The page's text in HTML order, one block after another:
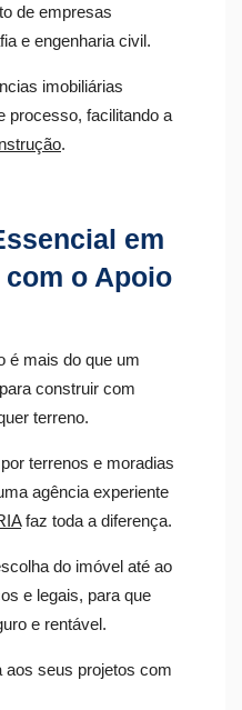
de empresas
e engenharia civil.
imobiliárias
processo, facilitando a
.
em
com o Apoio
é mais do que um
construir com
terreno.
terrenos e moradias
agência experiente
faz toda a diferença.
do imóvel até ao
e legais, para que
e rentável.
aos seus projetos com